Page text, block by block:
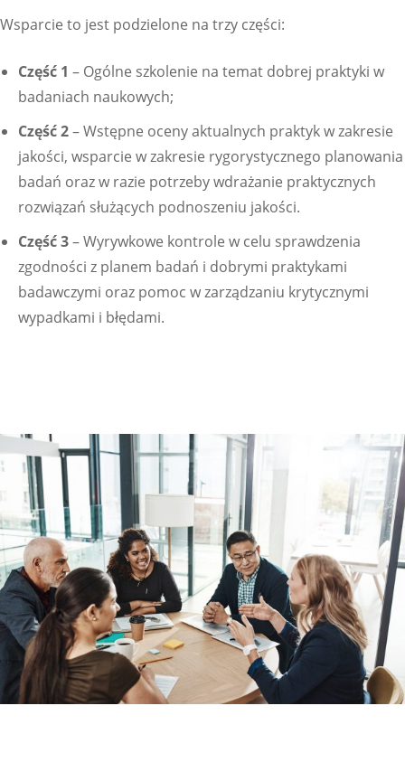
Wsparcie to jest podzielone na trzy części:
Część 1 – Ogólne szkolenie na temat dobrej praktyki w
badaniach naukowych;
Część 2– Wstępne oceny aktualnych praktyk w zakresie
jakości, wsparcie w zakresie rygorystycznego planowania
badań oraz w razie potrzeby wdrażanie praktycznych
rozwiązań służących podnoszeniu jakości.
Część 3– Wyrywkowe kontrole w celu sprawdzenia
zgodności z planem badań i dobrymi praktykami
badawczymi oraz pomoc w zarządzaniu krytycznymi
wypadkami i błędami.